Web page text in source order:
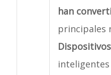
han
principales